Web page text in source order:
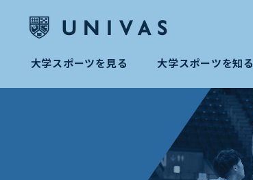
大学スポーツを見る 大学スポーツを知る